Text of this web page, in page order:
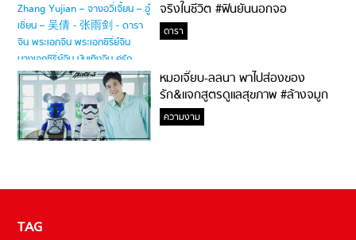
จริงในชีวิต #ฟินยันนอกจอ
ดารา
หมอเจี๊ยบ-ลลนา พาไปส่องของ
รัก&แจกสูตรดูแลสุขภาพ #ล้างจมูก
ไม่ยากจะสอนให้
ความงาม
TAG